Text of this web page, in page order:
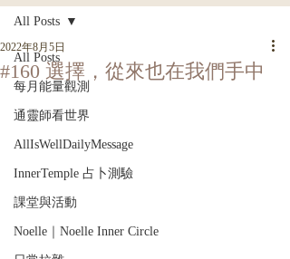
All Posts
每月能量觀測
通靈師看世界
AllIsWellDailyMessage
InnerTemple 占卜測驗
課堂與活動
Noelle｜Noelle Inner Circle
All Posts
#160 選擇，從來也在我們手中
2022年8月5日